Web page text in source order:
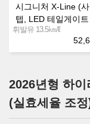
시그니처 X-Line (
텝, LED 테일게이
휘발유 13.5㎞/ℓ
2026년형 하
(실효세율 조정